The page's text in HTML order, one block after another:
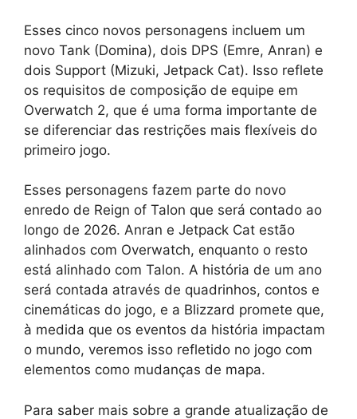
Esses cinco novos personagens incluem um
novo Tank (Domina), dois DPS (Emre, Anran) e
dois Support (Mizuki, Jetpack Cat). Isso reflete
os requisitos de composição de equipe em
Overwatch 2, que é uma forma importante de
se diferenciar das restrições mais flexíveis do
primeiro jogo.
Esses personagens fazem parte do novo
enredo de Reign of Talon que será contado ao
longo de 2026. Anran e Jetpack Cat estão
alinhados com Overwatch, enquanto o resto
está alinhado com Talon. A história de um ano
será contada através de quadrinhos, contos e
cinemáticas do jogo, e a Blizzard promete que,
à medida que os eventos da história impactam
o mundo, veremos isso refletido no jogo com
elementos como mudanças de mapa.
Para saber mais sobre a grande atualização de